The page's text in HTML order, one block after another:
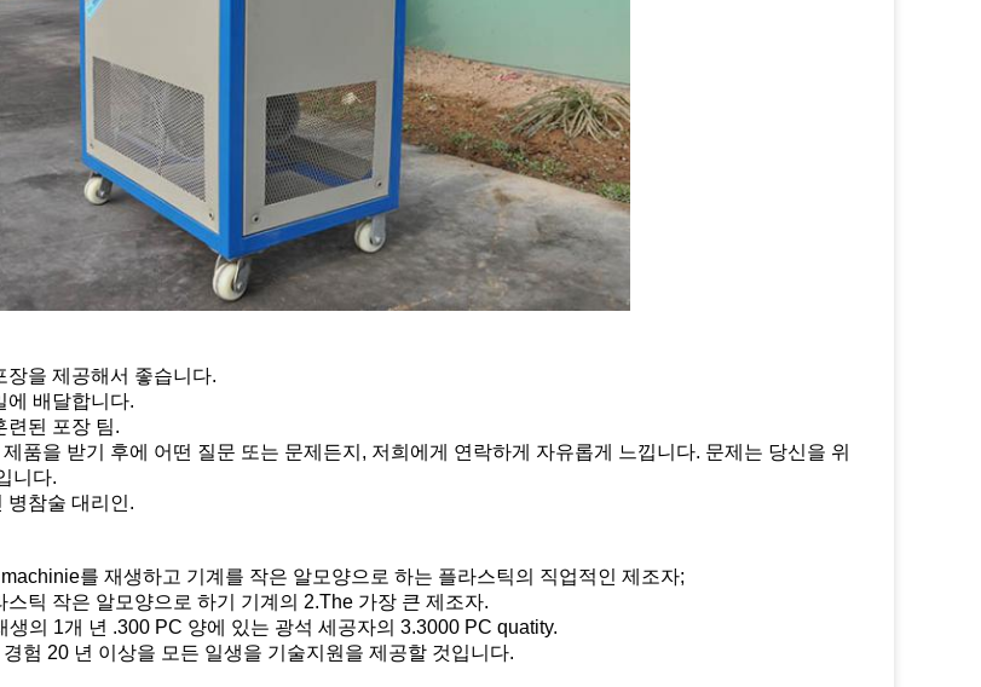
장을 제공해서 좋습니다.
에 배달합니다.
련된 포장 팀.
품을 받기 후에 어떤 질문 또는 문제든지, 저희에게 연락하게 자유롭게 느낍니다. 문제는 당신을 위
니다.
병참술 대리인.
를 재생하고 기계를 작은 알모양으로 하는 플라스틱의 직업적인 제조자;
스틱 작은 알모양으로 하기 기계의 2.The 가장 큰 제조자.
생의 1개 년 .300 PC 양에 있는 광석 세공자의 3.3000 PC quatity.
험 20 년 이상을 모든 일생을 기술지원을 제공할 것입니다.